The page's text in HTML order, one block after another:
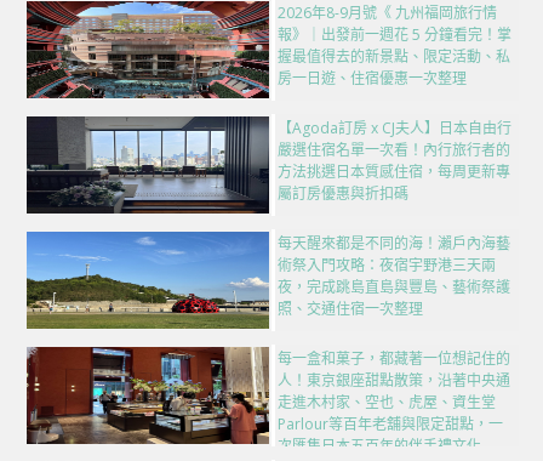
2026年8-9月號《 九州福岡旅行情
報》｜出發前一週花 5 分鐘看完！掌
握最值得去的新景點、限定活動、私
房一日遊、住宿優惠一次整理
【Agoda訂房 x CJ夫人】日本自由行
嚴選住宿名單一次看！內行旅行者的
方法挑選日本質感住宿，每周更新專
屬訂房優惠與折扣碼
每天醒來都是不同的海！瀨戶內海藝
術祭入門攻略：夜宿宇野港三天兩
夜，完成跳島直島與豐島、藝術祭護
照、交通住宿一次整理
每一盒和菓子，都藏著一位想記住的
人！東京銀座甜點散策，沿著中央通
走進木村家、空也、虎屋、資生堂
Parlour等百年老舖與限定甜點，一
次匯集日本五百年的伴手禮文化